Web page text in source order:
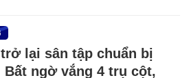
lại sân tập chuẩn bị
Bất ngờ vắng 4 trụ cột,